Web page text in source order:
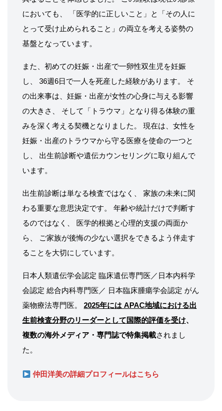
においても、 「医学的に正しいこと」と「その人に
とって受け止められること」の両立を考える姿勢の
基盤となっています。
また、初めての妊娠・出産で一卵性双生児を妊娠
し、 36週6日で一人を死産した経験があります。 そ
の出来事は、妊娠・出産が女性の心身に与える影響
の大きさ、 そして「トラウマ」となり得る体験の重
みを深く考える契機となりました。 現在は、女性を
妊娠・出産のトラウマから守る医療を使命の一つと
し、 出生前診断や遺伝カウンセリングに取り組んで
います。
出生前診断は単なる検査ではなく、 家族の未来に関
わる重要な意思決定です。 年齢や統計だけで判断す
るのではなく、 医学的根拠と心理的支援の両面か
ら、 ご家族が後悔の少ない選択をできるよう伴走す
ることを大切にしています。
日本人類遺伝学会認定 臨床遺伝専門医／日本内科学
会認定 総合内科専門医／ 日本臨床腫瘍学会認定 がん
薬物療法専門医。 2025年には APAC地域における出
生前検査分野のリーダーとして国際的評価を受け、
複数の海外メディア・専門誌で特集掲載されまし
た。
仲田洋美の詳細プロフィールはこちら